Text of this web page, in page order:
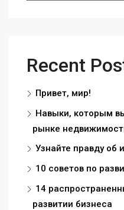
Recent
Привет, мир!
Навыки, которым
рынке
Узнайте правду об
10 советов по
14
развитии бизнеса